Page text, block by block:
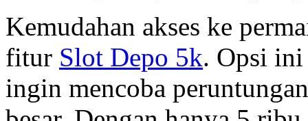
Kemudahan akses ke
fitur Slot Depo 5k. Opsi ini
ingin mencoba